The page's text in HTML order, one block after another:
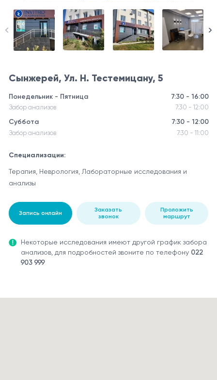
Сынжерей, Ул. Н. Тестемицану, 5
Понедельник - Пятница 7:30 - 16:00
Забор анализов 7:30 - 12:00
Суббота 7:30 - 12:00
Забор анализов 7:30 - 11:00
Специализации:
Терапия, Неврология, Лабораторные исследования и
анализы
Запись онлайн
Заказать
звонок
Проложить
маршрут
Некоторые исследования имеют другой график забора
анализов, для подробностей звоните по телефону 022
903 999